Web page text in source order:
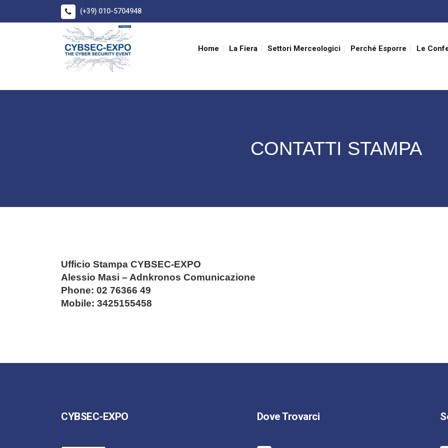
(+39) 010-5704948
Home La Fiera Settori Merceologici Perché Esporre Le
CONTATTI STAMPA
Ufficio Stampa CYBSEC-EXPO
Alessio Masi – Adnkronos Comunicazione
Phone: 02 76366 49
Mobile: 3425155458
CYBSEC-EXPO Dove Trovarci